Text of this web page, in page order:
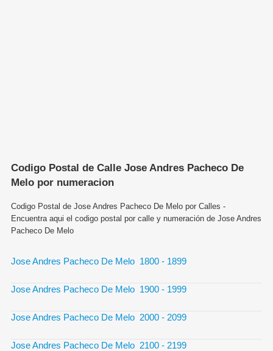
Codigo Postal de Calle Jose Andres Pacheco De
Melo por numeracion
Codigo Postal de Jose Andres Pacheco De Melo por Calles -
Encuentra aqui el codigo postal por calle y numeración de Jose Andres
Pacheco De Melo
Jose Andres Pacheco De Melo 1800 - 1899
Jose Andres Pacheco De Melo 1900 - 1999
Jose Andres Pacheco De Melo 2000 - 2099
Jose Andres Pacheco De Melo 2100 - 2199